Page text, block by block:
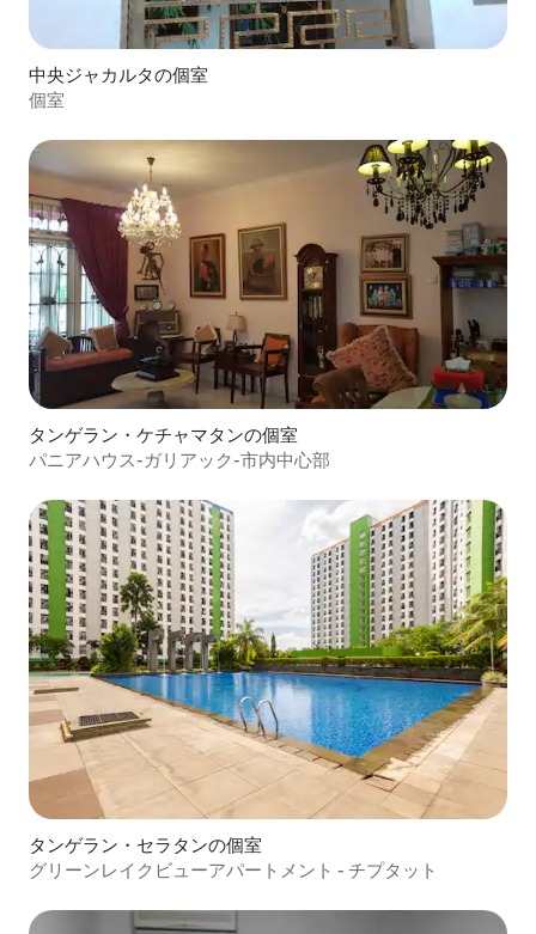
中央ジャカルタの個室
個室
タンゲラン・ケチャマタンの個室
パニアハウス-ガリアック-市内中心部
タンゲラン・セラタンの個室
グリーンレイクビューアパートメント - チプタット